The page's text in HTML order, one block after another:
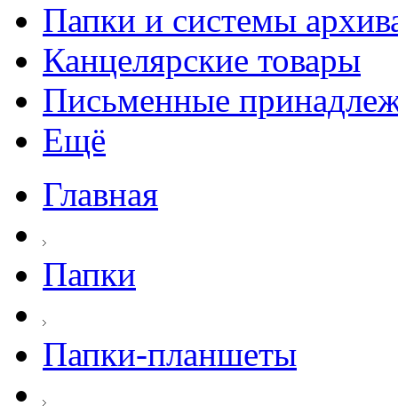
Папки и системы
Канцелярские товары
Письменные
Ещё
Главная
Папки
Папки-планшеты